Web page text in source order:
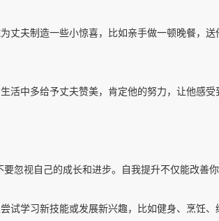
丈夫制造一些小惊喜，比如亲手做一顿晚餐，
活中多给予丈夫赞美，肯定他的努力，让他感
要忽视自己的成长和进步。自我提升不仅能改善
试学习新技能或发展新兴趣，比如健身、烹饪